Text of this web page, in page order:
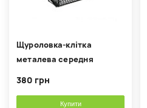
Щуроловка-клітка
металева середня
380 грн
Купити